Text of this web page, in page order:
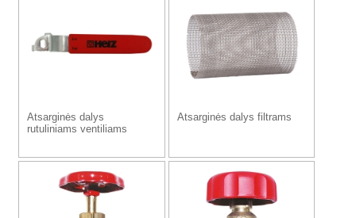
Atsarginės dalys
rutuliniams ventiliams
Atsarginės dalys filtrams